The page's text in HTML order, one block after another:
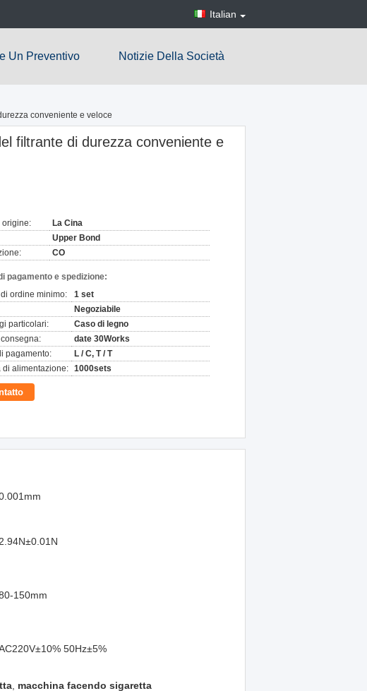
Italian
Un Preventivo Notizie Della Società
conveniente e veloce
filtrante di durezza conveniente e
origine:
La Cina
Upper Bond
CO
pagamento e spedizione:
ordine minimo:
1 set
Negoziabile
particolari:
Caso di legno
date 30Works
pagamento:
L / C, T / T
di alimentazione: 1000sets
2.94N±0.01N
150mm
50Hz±5%
macchina facendo sigaretta